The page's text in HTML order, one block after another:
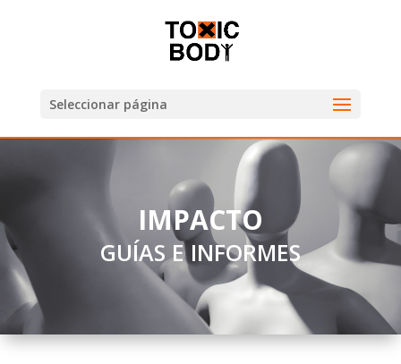
Seleccionar página
IMPACTO
GUÍAS E INFORMES